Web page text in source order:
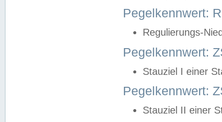
Pegelkennwert:
Regulierungs-
Pegelkennwert:
Stauziel I einer
Pegelkennwert:
Stauziel II einer